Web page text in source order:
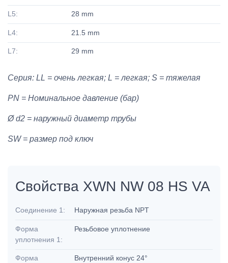
L5: 28 mm
L4: 21.5 mm
L7: 29 mm
Серия: LL = очень легкая; L = легкая; S = тяжелая
PN = Номинальное давление (бар)
Ø d2 = наружный диаметр трубы
SW = размер под ключ
Свойства XWN NW 08 HS VA
Соединение 1: Наружная резьба NPT
Форма
уплотнения 1:
Резьбовое уплотнение
Форма
Внутренний конус 24°